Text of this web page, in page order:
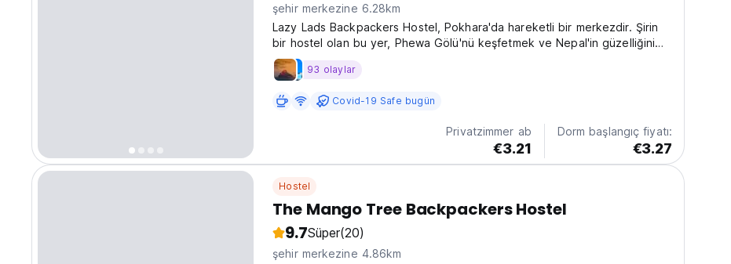
şehir merkezine 6.28km
Lazy Lads Backpackers Hostel, Pokhara'da hareketli bir merkezdir. Şirin
bir hostel olan bu yer, Phewa Gölü'nü keşfetmek ve Nepal'in güzelliğini
deneyimlemek için mükemmel bir başlangıç noktasıdır. (Auto-translated
from original language)
93 olaylar
Covid-19 Safe bugün
Privatzimmer ab
€3.21
Dorm başlangıç fiyatı:
€3.27
Hostel
The Mango Tree Backpackers Hostel
9.7Süper(20)
şehir merkezine 4.86km